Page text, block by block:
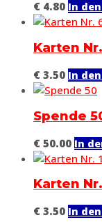
€ 4.80 In
Karten
€ 3.50 In
Spende
€ 50.00 In
Karten
€ 3.50 In